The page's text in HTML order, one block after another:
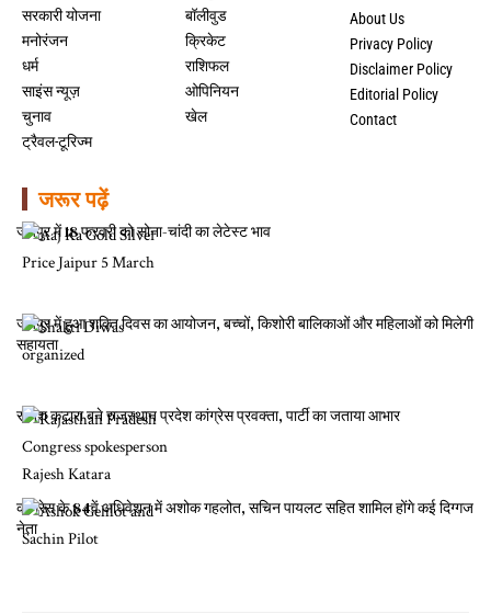
सरकारी योजना
मनोरंजन
धर्म
साइंस न्यूज़
चुनाव
ट्रैवल-टूरिज्म
बॉलीवुड
क्रिकेट
राशिफल
ओपिनियन
खेल
About Us
Privacy Policy
Disclaimer Policy
Editorial Policy
Contact
जरूर पढ़ें
जयपुर में 18 फरवरी को सोना-चांदी का लेटेस्ट भाव
जयपुर में हुआ शक्ति दिवस का आयोजन, बच्चों, किशोरी बालिकाओं और महिलाओं को मिलेगी
सहायता
राजेश कटारा बने राजस्थान प्रदेश कांग्रेस प्रवक्ता, पार्टी का जताया आभार
कांग्रेस के 84वें अधिवेशन में अशोक गहलोत, सचिन पायलट सहित शामिल होंगे कई दिग्गज
नेता